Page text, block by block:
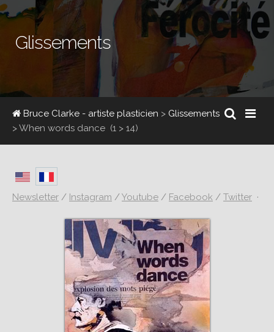
Glissements
Bruce Clarke - artiste plasticien > Glissements
>When words dance (1 > 14)
Newsletter / Instagram /Youtube / Facebook / Twitter ·